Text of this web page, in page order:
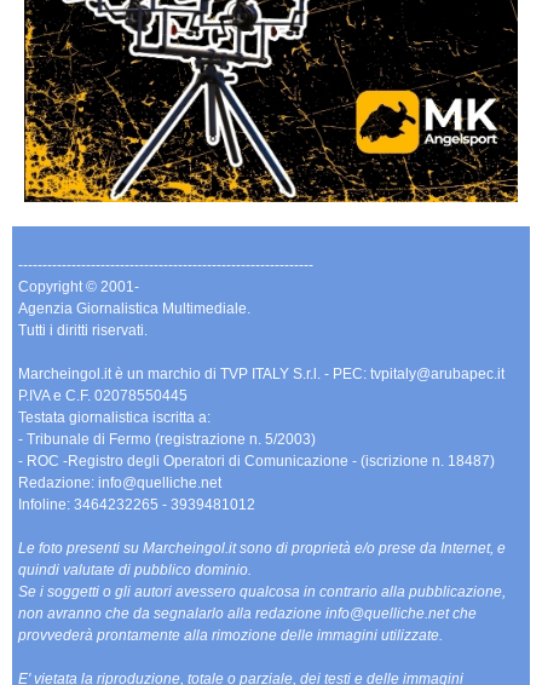
-------------------------------------------------------------
Copyright © 2001-
Agenzia Giornalistica Multimediale.
Tutti i diritti riservati.
Marcheingol.it è un marchio di TVP ITALY S.r.l. - PEC: tvpitaly@arubapec.it
P.IVA e C.F. 02078550445
Testata giornalistica iscritta a:
- Tribunale di Fermo (registrazione n. 5/2003)
- ROC -Registro degli Operatori di Comunicazione - (iscrizione n. 18487)
Redazione: info@quelliche.net
Infoline: 3464232265 - 3939481012
Le foto presenti su Marcheingol.it sono di proprietà e/o prese da Internet, e
quindi valutate di pubblico dominio.
Se i soggetti o gli autori avessero qualcosa in contrario alla pubblicazione,
non avranno che da segnalarlo alla redazione info@quelliche.net che
provvederà prontamente alla rimozione delle immagini utilizzate.
E' vietata la riproduzione, totale o parziale, dei testi e delle immagini